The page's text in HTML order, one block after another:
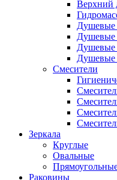
Верхний
Душевые
Душевые
Душевые
Душевые
Смесители
Зеркала
Круглые
Овальные
Раковины